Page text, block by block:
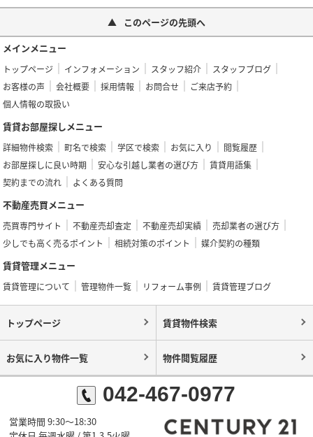
このページの先頭へ
メインメニュー
トップページ インフォメーション スタッフ紹介
スタッフブログ
お客様の声
会社概要 採用情報 お問合せ
ご来店予約
個人情報の取扱い
賃貸お部屋探しメニュー
詳細物件検索 町名で検索 学区で検索 お気に入り
閲覧履歴
お部屋探しに良い時期
安心な引越し業者の選び方
賃貸用語集
契約までの流れ
よくある質問
不動産売買メニュー
売買専門サイト 不動産売却査定 不動産売却実績
売却業者の選び方
少しでも高く売るポイント
相続対策のポイント 媒介契約の種類
賃貸管理メニュー
賃貸管理について 管理物件一覧 リフォーム事例 賃貸管理ブログ
トップページ 賃貸物件検索
お気に入り物件一覧 物件閲覧履歴
042-467-0977
営業時間 9:30～18:30